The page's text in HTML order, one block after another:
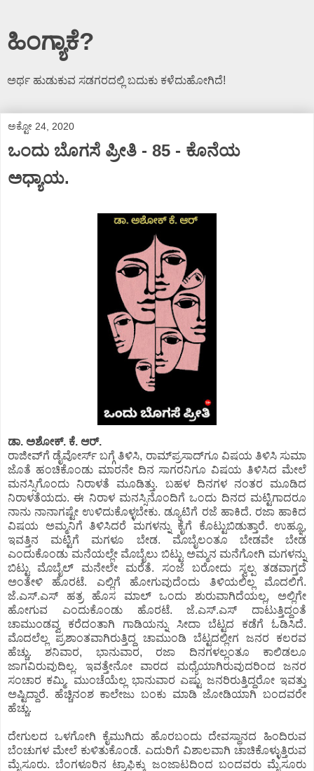
ಹಿಂಗ್ಯಾಕೆ?
ಅರ್ಥ ಹುಡುಕುವ ಸಡಗರದಲ್ಲಿ ಬದುಕು ಕಳೆದುಹೋಗಿದೆ!
ಅಕ್ಟೋ 24, 2020
ಒಂದು ಬೊಗಸೆ ಪ್ರೀತಿ - 85 - ಕೊನೆಯ
ಅಧ್ಯಾಯ.
ಡಾ. ಅಶೋಕ್.‌ ಕೆ. ಆರ್.
ರಾಜೀವ್‌ಗೆ ಡೈವೋರ್ಸ್‌ ಬಗ್ಗೆ ತಿಳಿಸಿ, ರಾಮ್‌ಪ್ರಸಾದ್‌ಗೂ ವಿಷಯ ತಿಳಿಸಿ ಸುಮಾ
ಜೊತೆ ಹಂಚಿಕೊಂಡು ಮಾರನೇ ದಿನ ಸಾಗರನಿಗೂ ವಿಷಯ ತಿಳಿಸಿದ ಮೇಲೆ
ಮನಸ್ಸಿಗೊಂದು ನಿರಾಳತೆ ಮೂಡಿತ್ತು. ಬಹಳ ದಿನಗಳ ನಂತರ ಮೂಡಿದ
ನಿರಾಳತೆಯದು. ಈ ನಿರಾಳ ಮನಸ್ಸಿನೊಂದಿಗೆ ಒಂದು ದಿನದ ಮಟ್ಟಿಗಾದರೂ
ನಾನು ನಾನಾಗಷ್ಟೇ ಉಳಿದುಕೊಳ್ಳಬೇಕು. ಡ್ಯೂಟಿಗೆ ರಜೆ ಹಾಕಿದೆ. ರಜಾ ಹಾಕಿದ
ವಿಷಯ ಅಮ್ಮನಿಗೆ ತಿಳಿಸಿದರೆ ಮಗಳನ್ನು ಕೈಗೆ ಕೊಟ್ಟುಬಿಡುತ್ತಾರೆ. ಉಹ್ಞೂ,
ಇವತ್ತಿನ ಮಟ್ಟಿಗೆ ಮಗಳೂ ಬೇಡ. ಮೊಬೈಲಂತೂ ಬೇಡವೇ ಬೇಡ
ಎಂದುಕೊಂಡು ಮನೆಯಲ್ಲೇ ಮೊಬೈಲು ಬಿಟ್ಟು ಅಮ್ಮನ ಮನೆಗೋಗಿ ಮಗಳನ್ನು
ಬಿಟ್ಟು ಮೊಬೈಲ್‌ ಮನೇಲೇ ಮರೆತೆ. ಸಂಜೆ ಬರೋದು ಸ್ವಲ್ಪ ತಡವಾಗ್ತದೆ
ಅಂತೇಳಿ ಹೊರಟೆ. ಎಲ್ಲಿಗೆ ಹೋಗುವುದೆಂದು ತಿಳಿಯಲಿಲ್ಲ ಮೊದಲಿಗೆ.
ಜೆ.ಎಸ್.ಎಸ್‌ ಹತ್ರ ಹೊಸ ಮಾಲ್‌ ಒಂದು ಶುರುವಾಗಿದೆಯಲ್ಲ, ಅಲ್ಲಿಗೇ
ಹೋಗುವ ಎಂದುಕೊಂಡು ಹೊರಟೆ. ಜೆ.ಎಸ್.ಎಸ್‌ ದಾಟುತ್ತಿದ್ದಂತೆ
ಚಾಮುಂಡವ್ವ ಕರೆದಂತಾಗಿ ಗಾಡಿಯನ್ನು ಸೀದಾ ಬೆಟ್ಟದ ಕಡೆಗೆ ಓಡಿಸಿದೆ.
ಮೊದಲೆಲ್ಲ ಪ್ರಶಾಂತವಾಗಿರುತ್ತಿದ್ದ ಚಾಮುಂಡಿ ಬೆಟ್ಟದಲ್ಲೀಗ ಜನರ ಕಲರವ
ಹೆಚ್ಚು. ಶನಿವಾರ, ಭಾನುವಾರ, ರಜಾ ದಿನಗಳಲ್ಲಂತೂ ಕಾಲಿಡಲೂ
ಜಾಗವಿರುವುದಿಲ್ಲ. ಇವತ್ತೇನೋ ವಾರದ ಮಧ್ಯೆಯಾಗಿರುವುದರಿಂದ ಜನರ
ಸಂಚಾರ ಕಮ್ಮಿ. ಮುಂಚೆಯೆಲ್ಲ ಭಾನುವಾರ ಎಷ್ಟು ಜನರಿರುತ್ತಿದ್ದರೋ ಇವತ್ತು
ಅಷ್ಟಿದ್ದಾರೆ. ಹೆಚ್ಚಿನಂಶ ಕಾಲೇಜು ಬಂಕು ಮಾಡಿ ಜೋಡಿಯಾಗಿ ಬಂದವರೇ
ಹೆಚ್ಚು.
ದೇಗುಲದ ಒಳಗೋಗಿ ಕೈಮುಗಿದು ಹೊರಬಂದು ದೇವಸ್ಥಾನದ ಹಿಂದಿರುವ
ಬೆಂಚುಗಳ ಮೇಲೆ ಕುಳಿತುಕೊಂಡೆ. ಎದುರಿಗೆ ವಿಶಾಲವಾಗಿ ಚಾಚಿಕೊಳ್ಳುತ್ತಿರುವ
ಮೈಸೂರು. ಬೆಂಗಳೂರಿನ ಟ್ರಾಫಿಕ್ಕು ಜಂಜಾಟದಿಂದ ಬಂದವರು ಮೈಸೂರು